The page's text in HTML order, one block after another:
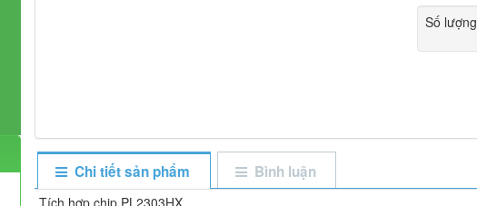
Số lượng
Chi tiết sản phẩm Bình luận
Tích hợp chip PL2303HX